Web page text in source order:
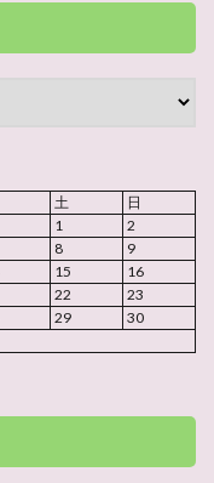
土
日
1
2
8
9
15
16
22
23
29
30